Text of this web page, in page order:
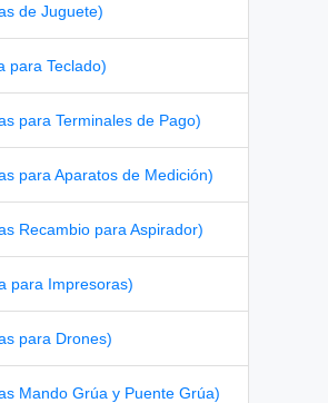
de Juguete)
para Teclado)
para Terminales de Pago)
para Aparatos de Medición)
Recambio para Aspirador)
para Impresoras)
para Drones)
Mando Grúa y Puente Grúa)